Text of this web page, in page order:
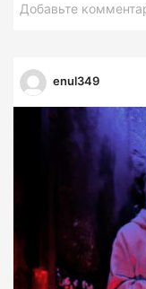
Добавьте
enul349